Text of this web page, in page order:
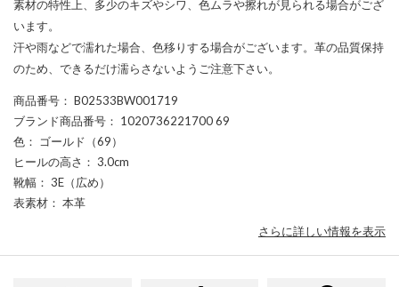
素材の特性上、多少のキズやシワ、色ムラや擦れが見られる場合がござ
います。
汗や雨などで濡れた場合、色移りする場合がございます。革の品質保持
のため、できるだけ濡らさないようご注意下さい。
商品番号 ： B02533BW001719
ブランド商品番号 ： 1020736221700 69
色 ： ゴールド（69）
ヒールの高さ ： 3.0cm
靴幅 ： 3E（広め）
表素材 ： 本革
さらに詳しい情報を表示